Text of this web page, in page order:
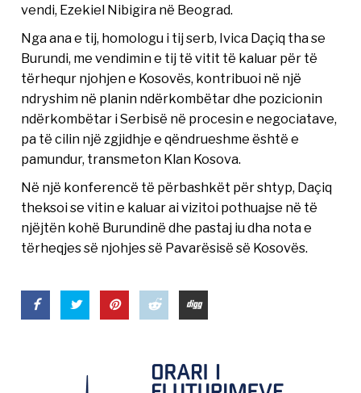
vendi, Ezekiel Nibigira në Beograd.
Nga ana e tij, homologu i tij serb, Ivica Daçiq tha se
Burundi, me vendimin e tij të vitit të kaluar për të
tërhequr njohjen e Kosovës, kontribuoi në një
ndryshim në planin ndërkombëtar dhe pozicionin
ndërkombëtar i Serbisë në procesin e negociatave,
pa të cilin një zgjidhje e qëndrueshme është e
pamundur, transmeton Klan Kosova.
Në një konferencë të përbashkët për shtyp, Daçiq
theksoi se vitin e kaluar ai vizitoi pothuajse në të
njëjtën kohë Burundinë dhe pastaj iu dha nota e
tërheqjes së njohjes së Pavarësisë së Kosovës.